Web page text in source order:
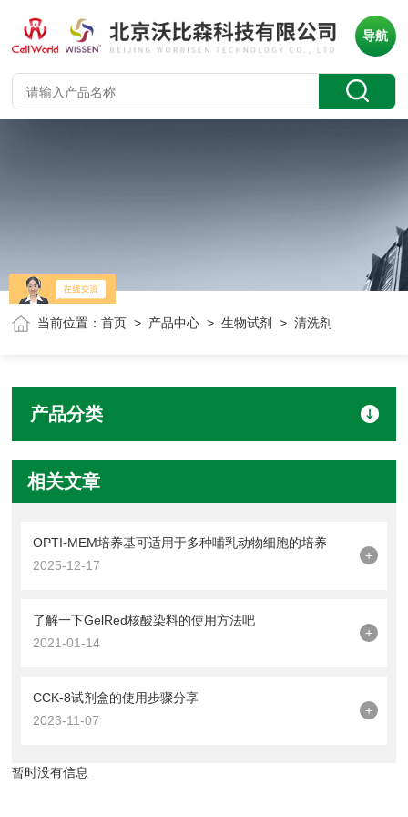
导航
当前位置：首页 > 产品中心 >生物试剂 > 清洗剂
产品分类
相关文章
OPTI-MEM培养基可适用于多种哺乳动物细胞的培养
2025-12-17
+
了解一下GelRed核酸染料的使用方法吧
2021-01-14
+
CCK-8试剂盒的使用步骤分享
2023-11-07
+
暂时没有信息